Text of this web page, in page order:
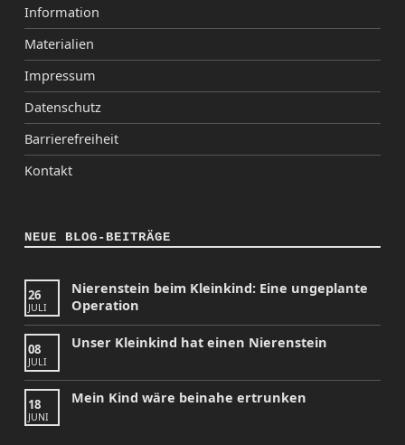
Information
Materialien
Impressum
Datenschutz
Barrierefreiheit
Kontakt
NEUE BLOG-BEITRÄGE
26
JULI
Nierenstein beim Kleinkind: Eine ungeplante
Operation
08
JULI
Unser Kleinkind hat einen Nierenstein
18
JUNI
Mein Kind wäre beinahe ertrunken